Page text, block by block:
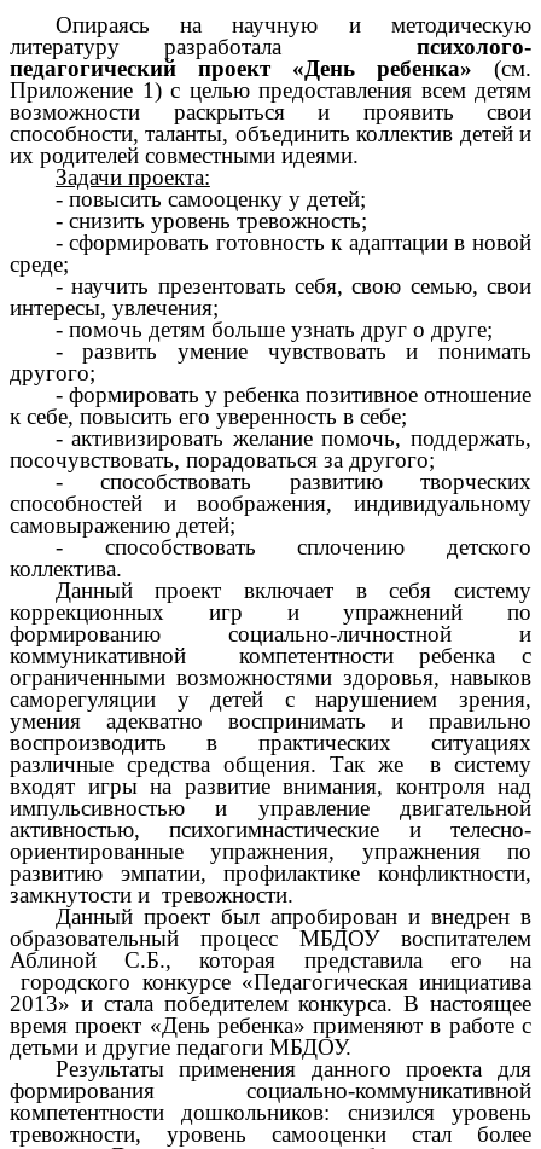
Опираясь на научную и методическую
литературу разработала психолого-
педагогический проект «День ребенка» (см.
Приложение 1)с целью предоставления всем детям
возможности раскрыться и проявить свои
способности, таланты, объединить коллектив детей и
их родителей совместными идеями.
Задачи проекта:
- повысить самооценку у детей;
- снизить уровень тревожность;
- сформировать готовность к адаптации в новой
среде;
- научить презентовать себя, свою семью, свои
интересы, увлечения;
- помочь детям больше узнать друг о друге;
- развить умение чувствовать и понимать
другого;
- формировать у ребенка позитивное отношение
к себе, повысить его уверенность в себе;
- активизировать желание помочь, поддержать,
посочувствовать, порадоваться за другого;
- способствовать развитию творческих
способностей и воображения, индивидуальному
самовыражению детей;
- способствовать сплочению детского
коллектива.
Данный проект включает в себя систему
коррекционных игр и упражнений по
формированию социально-личностной и
коммуникативной компетентности ребенка с
ограниченными возможностями здоровья, навыков
саморегуляции у детей с нарушением зрения,
умения адекватно воспринимать и правильно
воспроизводить в практических ситуациях
различные средства общения. Так же в систему
входят игры на развитие внимания, контроля над
импульсивностью и управление двигательной
активностью, психогимнастические и телесно-
ориентированные упражнения, упражнения по
развитию эмпатии, профилактике конфликтности,
замкнутости и тревожности.
Данный проект был апробирован и внедрен в
образовательный процесс МБДОУ воспитателем
Аблиной С.Б., которая представила его на
городского конкурсе «Педагогическая инициатива
2013» и стала победителем конкурса. В настоящее
время проект «День ребенка» применяют в работе с
детьми и другие педагоги МБДОУ.
Результаты применения данного проекта для
формирования социально-коммуникативной
компетентности дошкольников: снизился уровень
тревожности, уровень самооценки стал более